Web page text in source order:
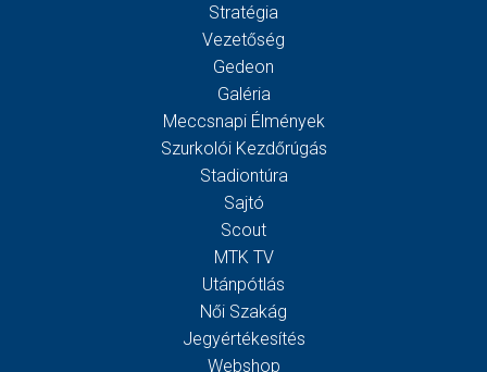
Stratégia
Vezetőség
Gedeon
Galéria
Meccsnapi Élmények
Szurkolói Kezdőrúgás
Stadiontúra
Sajtó
Scout
MTK TV
Utánpótlás
Női Szakág
Jegyértékesítés
Webshop